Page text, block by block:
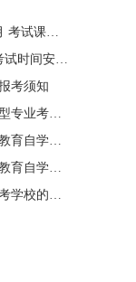
四川省高等教育自学考试（262次）2026年10月 考试课程简表
关于公布2027年1月广东省自学考试开考课程考试时间安排和使用教材的通知
考须知
关于西南财经大学2026年下半年自学考试应用型专业考籍更改办理的通知
四川省教育考试院关于受理2026年下半年高等教育自学考试省际转考申请的通告
四川省教育考试院关于受理2026年下半年高等教育自学考试考籍更改申请的通告
关于调整广东省高等教育自学考试部分专业主考学校的通知